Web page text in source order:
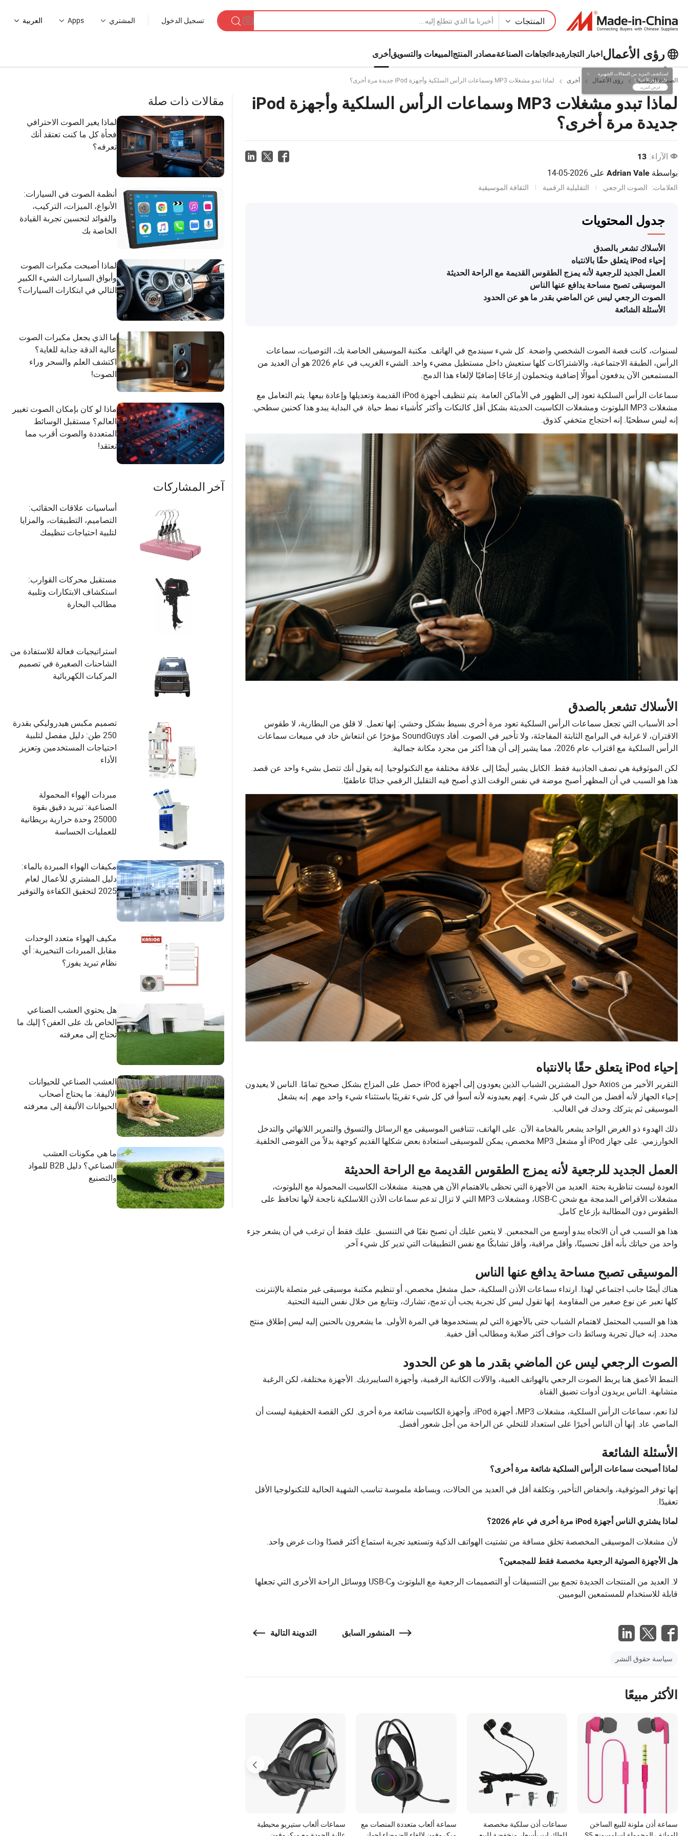
المنتجات تسجيل الدخول المشتري Apps العربية
رؤى الأعمالاخبار التجارةبدءاتجاهات الصناعةمصادر المنتجالمبيعات والتسويقأخرى
استكشف المزيد من المقالات الشهيرة
على رؤى الأعمال!
عرض المزيد
الصفحة الرئيسية رؤى الأعمال أخرى لماذا تبدو مشغلات MP3 وسماعات الرأس السلكية وأجهزة iPod جديدة مرة أخرى؟
لماذا تبدو مشغلات MP3 وسماعات الرأس السلكية وأجهزة iPod
جديدة مرة أخرى؟
الآراء: 13
بواسطة Adrian Vale على 2026-05-14
العلامات: الصوت الرجعي التقليلية الرقمية الثقافة الموسيقية
جدول المحتويات
الأسلاك تشعر بالصدق
إحياء iPod يتعلق حقًا بالانتباه
العمل الجديد للرجعية لأنه يمزج الطقوس القديمة مع الراحة الحديثة
الموسيقى تصبح مساحة يدافع عنها الناس
الصوت الرجعي ليس عن الماضي بقدر ما هو عن الحدود
الأسئلة الشائعة
لسنوات، كانت قصة الصوت الشخصي واضحة. كل شيء سيندمج في الهاتف. مكتبة الموسيقى الخاصة بك، التوصيات، سماعات
الرأس، الطبقة الاجتماعية، والاشتراكات كلها ستعيش داخل مستطيل مضيء واحد. الشيء الغريب في عام 2026 هو أن العديد من
المستمعين الآن يدفعون أموالًا إضافية ويتحملون إزعاجًا إضافيًا لإلغاء هذا الدمج.
سماعات الرأس السلكية تعود إلى الظهور في الأماكن العامة. يتم تنظيف أجهزة iPod القديمة وتعديلها وإعادة بيعها. يتم التعامل مع
مشغلات MP3 البلوتوث ومشغلات الكاسيت الحديثة بشكل أقل كالنكات وأكثر كأشياء نمط حياة. في البداية يبدو هذا كحنين سطحي.
إنه ليس سطحيًا. إنه احتجاج متخفي كذوق.
الأسلاك تشعر بالصدق
أحد الأسباب التي تجعل سماعات الرأس السلكية تعود مرة أخرى بسيط بشكل وحشي: إنها تعمل. لا قلق من البطارية، لا طقوس
الاقتران، لا غرابة في البرامج الثابتة المفاجئة، ولا تأخير في الصوت. أفاد SoundGuys مؤخرًا عن انتعاش حاد في مبيعات سماعات
الرأس السلكية مع اقتراب عام 2026، مما يشير إلى أن هذا أكثر من مجرد مكانة جمالية.
لكن الموثوقية هي نصف الجاذبية فقط. الكابل يشير أيضًا إلى علاقة مختلفة مع التكنولوجيا. إنه يقول أنك تتصل بشيء واحد عن قصد.
هذا هو السبب في أن المظهر أصبح موضة في نفس الوقت الذي أصبح فيه التقليل الرقمي جذابًا عاطفيًا.
إحياء iPod يتعلق حقًا بالانتباه
التقرير الأخير من Axios حول المشترين الشباب الذين يعودون إلى أجهزة iPod حصل على المزاج بشكل صحيح تمامًا. الناس لا يعيدون
إحياء الجهاز لأنه أفضل من البث في كل شيء. إنهم يعيدونه لأنه أسوأ في كل شيء تقريبًا باستثناء شيء واحد مهم. إنه يشغل
الموسيقى ثم يتركك وحدك في الغالب.
ذلك الهدوء ذو الغرض الواحد يشعر بالفخامة الآن. على الهاتف، تتنافس الموسيقى مع الرسائل والتسوق والتمرير اللانهائي والتدخل
الخوارزمي. على جهاز iPod أو مشغل MP3 مخصص، يمكن للموسيقى استعادة بعض شكلها القديم كوجهة بدلاً من الفوضى الخلفية.
العمل الجديد للرجعية لأنه يمزج الطقوس القديمة مع الراحة الحديثة
العودة ليست تناظرية بحتة. العديد من الأجهزة التي تحظى بالاهتمام الآن هي هجينة. مشغلات الكاسيت المحمولة مع البلوتوث،
مشغلات الأقراص المدمجة مع شحن USB-C، ومشغلات MP3 التي لا تزال تدعم سماعات الأذن اللاسلكية ناجحة لأنها تحافظ على
الطقوس دون المطالبة بإزعاج كامل.
هذا هو السبب في أن الاتجاه يبدو أوسع من المجمعين. لا يتعين عليك أن تصبح نقيًا في التنسيق. عليك فقط أن ترغب في أن يشعر جزء
واحد من حياتك بأنه أقل تحسينًا، وأقل مراقبة، وأقل تشابكًا مع نفس التطبيقات التي تدير كل شيء آخر.
الموسيقى تصبح مساحة يدافع عنها الناس
هناك أيضًا جانب اجتماعي لهذا. ارتداء سماعات الأذن السلكية، حمل مشغل مخصص، أو تنظيم مكتبة موسيقى غير متصلة بالإنترنت
كلها تعبر عن نوع صغير من المقاومة. إنها تقول ليس كل تجربة يجب أن تدمج، تشارك، وتتابع من خلال نفس البنية التحتية.
هذا هو السبب المحتمل لاهتمام الشباب حتى بالأجهزة التي لم يستخدموها في المرة الأولى. ما يشعرون بالحنين إليه ليس إطلاق منتج
محدد. إنه خيال تجربة وسائط ذات حواف أكثر صلابة ومطالب أقل خفية.
الصوت الرجعي ليس عن الماضي بقدر ما هو عن الحدود
النمط الأعمق هنا يربط الصوت الرجعي بالهواتف الغبية، والآلات الكاتبة الرقمية، وأجهزة السايبرديك. الأجهزة مختلفة، لكن الرغبة
متشابهة. الناس يريدون أدوات تضيق القناة.
لذا نعم، سماعات الرأس السلكية، مشغلات MP3، أجهزة iPod، وأجهزة الكاسيت شائعة مرة أخرى. لكن القصة الحقيقية ليست أن
الماضي عاد. إنها أن الناس أخيرًا على استعداد للتخلي عن الراحة من أجل شعور أفضل.
الأسئلة الشائعة
لماذا أصبحت سماعات الرأس السلكية شائعة مرة أخرى؟
إنها توفر الموثوقية، وانخفاض التأخير، وتكلفة أقل في العديد من الحالات، وبساطة ملموسة تناسب الشهية الحالية للتكنولوجيا الأقل
تعقيدًا.
لماذا يشتري الناس أجهزة iPod مرة أخرى في عام 2026؟
لأن مشغلات الموسيقى المخصصة تخلق مسافة من تشتيت الهواتف الذكية وتستعيد تجربة استماع أكثر قصدًا وذات غرض واحد.
هل الأجهزة الصوتية الرجعية مخصصة فقط للمجمعين؟
لا. العديد من المنتجات الجديدة تجمع بين التنسيقات أو التصميمات الرجعية مع البلوتوث وUSB-C ووسائل الراحة الأخرى التي تجعلها
قابلة للاستخدام للمستمعين اليوميين.
سياسة حقوق النشر
المنشور السابق التدوينة التالية
الأكثر مبيعًا
سماعة أذن ملونة للبيع الساخن
سماعات أذن سلكية مخصصة
سماعة ألعاب متعددة المنصات مع
سماعات ألعاب ستيريو محيطية
مقالات ذات صلة
لماذا يغير الصوت الاحترافي
فجأة كل ما كنت تعتقد أنك
تعرفه؟
أنظمة الصوت في السيارات:
الأنواع، الميزات، التركيب،
والفوائد لتحسين تجربة القيادة
الخاصة بك
لماذا أصبحت مكبرات الصوت
وأبواق السيارات الشيء الكبير
التالي في ابتكارات السيارات؟
ما الذي يجعل مكبرات الصوت
عالية الدقة جذابة للغاية؟
اكتشف العلم والسحر وراء
الصوت!
ماذا لو كان بإمكان الصوت تغيير
العالم؟ مستقبل الوسائط
المتعددة والصوت أقرب مما
تعتقد!
آخر المشاركات
أساسيات علاقات الحقائب:
التصاميم، التطبيقات، والمزايا
لتلبية احتياجات تنظيمك
مستقبل محركات القوارب:
استكشاف الابتكارات وتلبية
مطالب البحارة
استراتيجيات فعالة للاستفادة من
الشاحنات الصغيرة في تصميم
المركبات الكهربائية
تصميم مكبس هيدروليكي بقدرة
250 طن: دليل مفصل لتلبية
احتياجات المستخدمين وتعزيز
الأداء
مبردات الهواء المحمولة
الصناعية: تبريد دقيق بقوة
25000 وحدة حرارية بريطانية
للعمليات الحساسة
مكيفات الهواء المبردة بالماء:
دليل المشتري للأعمال لعام
2025 لتحقيق الكفاءة والتوفير
مكيف الهواء متعدد الوحدات
مقابل المبردات التبخيرية: أي
نظام تبريد يفوز؟
هل يحتوي العشب الصناعي
الخاص بك على العفن؟ إليك ما
تحتاج إلى معرفته
العشب الصناعي للحيوانات
الأليفة: ما يحتاج أصحاب
الحيوانات الأليفة إلى معرفته
ما هي مكونات العشب
الصناعي؟ دليل B2B للمواد
والتصنيع